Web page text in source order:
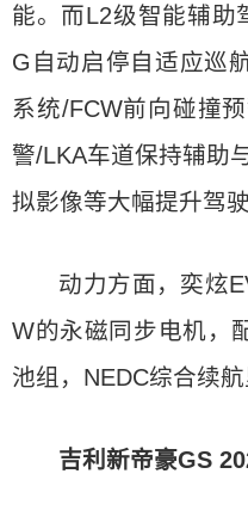
能。而L2级智能辅助
G自动启停自适应巡
系统/FCW前向碰撞
警/LKA车道保持辅助
拟影像等大幅提升驾
动力方面，奕炫
W的永磁同步电机，
池组，NEDC综合续航
吉利新帝豪GS